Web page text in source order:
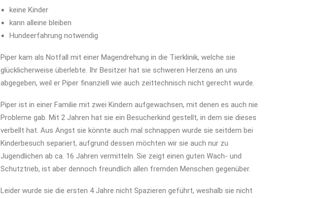
keine Kinder
kann alleine bleiben
Hundeerfahrung notwendig
Piper kam als Notfall mit einer Magendrehung in die Tierklinik, welche sie
glücklicherweise überlebte. Ihr Besitzer hat sie schweren Herzens an uns
abgegeben, weil er Piper finanziell wie auch zeittechnisch nicht gerecht wurde.
Piper ist in einer Familie mit zwei Kindern aufgewachsen, mit denen es auch nie
Probleme gab. Mit 2 Jahren hat sie ein Besucherkind gestellt, in dem sie dieses
verbellt hat. Aus Angst sie könnte auch mal schnappen wurde sie seitdem bei
Kinderbesuch separiert, aufgrund dessen möchten wir sie auch nur zu
Jugendlichen ab ca. 16 Jahren vermitteln. Sie zeigt einen guten Wach- und
Schutztrieb, ist aber dennoch freundlich allen fremden Menschen gegenüber.
Leider wurde sie die ersten 4 Jahre nicht Spazieren geführt, weshalb sie nicht